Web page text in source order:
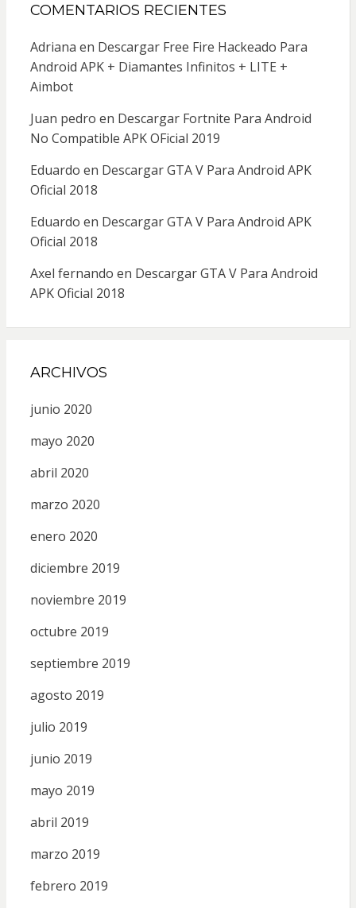
COMENTARIOS RECIENTES
Adriana en Descargar Free Fire Hackeado Para
Android APK + Diamantes Infinitos + LITE +
Aimbot
Juan pedro en Descargar Fortnite Para Android
No Compatible APK OFicial 2019
Eduardo en Descargar GTA V Para Android APK
Oficial 2018
Eduardo en Descargar GTA V Para Android APK
Oficial 2018
Axel fernando en Descargar GTA V Para Android
APK Oficial 2018
ARCHIVOS
junio 2020
mayo 2020
abril 2020
marzo 2020
enero 2020
diciembre 2019
noviembre 2019
octubre 2019
septiembre 2019
agosto 2019
julio 2019
junio 2019
mayo 2019
abril 2019
marzo 2019
febrero 2019